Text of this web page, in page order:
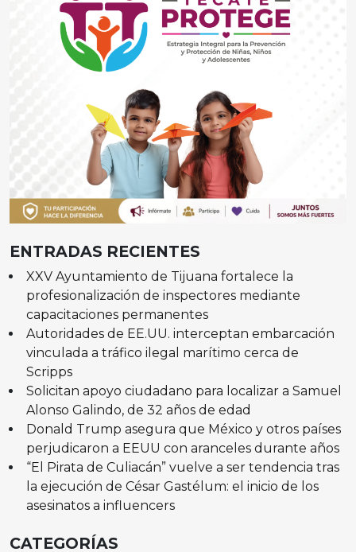
ENTRADAS RECIENTES
XXV Ayuntamiento de Tijuana fortalece la
profesionalización de inspectores mediante
capacitaciones permanentes
Autoridades de EE.UU. interceptan embarcación
vinculada a tráfico ilegal marítimo cerca de
Scripps
Solicitan apoyo ciudadano para localizar a Samuel
Alonso Galindo, de 32 años de edad
Donald Trump asegura que México y otros países
perjudicaron a EEUU con aranceles durante años
“El Pirata de Culiacán” vuelve a ser tendencia tras
la ejecución de César Gastélum: el inicio de los
asesinatos a influencers
CATEGORÍAS